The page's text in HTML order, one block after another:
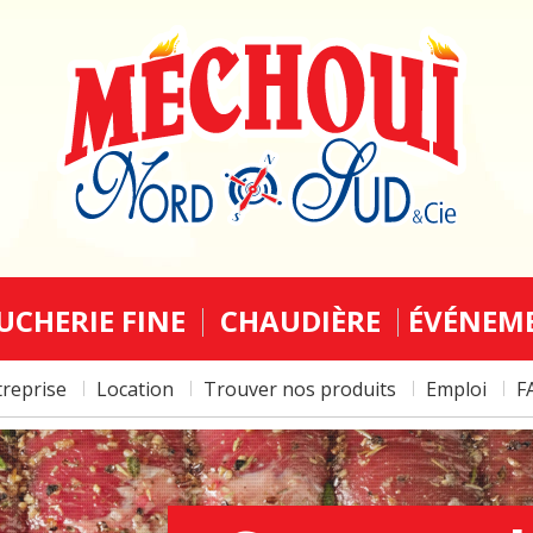
FINE CHAUDIÈRE
5
Location Trouver nos produits Emploi